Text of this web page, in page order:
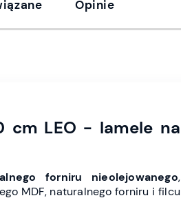
Opinie
cm LEO - lamele na
forniru nieolejowanego,
MDF, naturalnego forniru i filcu